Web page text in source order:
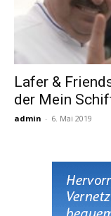
Lafer &
der Mein
admin - 6. Mai 2019